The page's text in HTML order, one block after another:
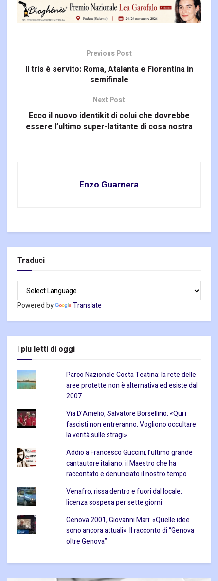
Previous Post
Il tris è servito: Roma, Atalanta e Fiorentina in
semifinale
Next Post
Ecco il nuovo identikit di colui che dovrebbe
essere l’ultimo super-latitante di cosa nostra
Enzo Guarnera
Traduci
Powered by Translate
I piu letti di oggi
Parco Nazionale Costa Teatina: la rete delle
aree protette non è alternativa ed esiste dal
2007
Via D’Amelio, Salvatore Borsellino: «Qui i
fascisti non entreranno. Vogliono occultare
la verità sulle stragi»
Addio a Francesco Guccini, l’ultimo grande
cantautore italiano: il Maestro che ha
raccontato e denunciato il nostro tempo
Venafro, rissa dentro e fuori dal locale:
licenza sospesa per sette giorni
Genova 2001, Giovanni Mari: «Quelle idee
sono ancora attuali». Il racconto di “Genova
oltre Genova”